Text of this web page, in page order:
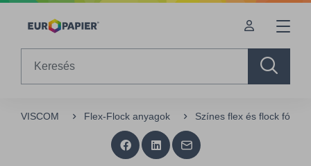
Table Of Content
VISCOM Flex-Flock anyagok Színes flex és flock fóliák